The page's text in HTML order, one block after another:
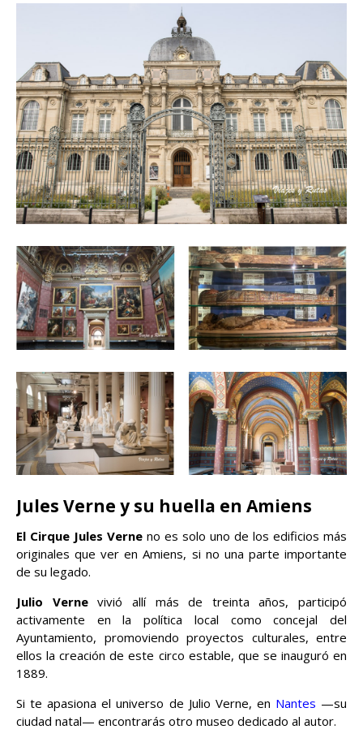
Jules Verne y su huella en Amiens
El Cirque Jules Verne no es solo uno de los edificios más
originales que ver en Amiens, si no una parte importante
de su legado.
Julio Vernevivió allí más de treinta años, participó
activamente en la política local como concejal del
Ayuntamiento, promoviendo proyectos culturales, entre
ellos la creación de este circo estable, que se inauguró en
1889.
Si te apasiona el universo de Julio Verne, en Nantes —su
ciudad natal— encontrarás otro museo dedicado al autor.